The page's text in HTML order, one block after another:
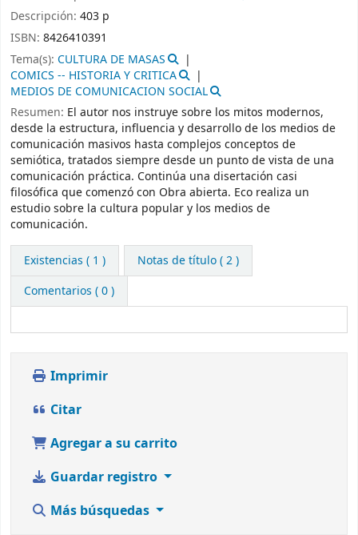
Descripción: 403 p
ISBN: 8426410391
Tema(s): CULTURA DE MASAS
COMICS -- HISTORIA Y CRITICA
MEDIOS DE COMUNICACION SOCIAL
Resumen: El autor nos instruye sobre los mitos modernos,
desde la estructura, influencia y desarrollo de los medios de
comunicación masivos hasta complejos conceptos de
semiótica, tratados siempre desde un punto de vista de una
comunicación práctica. Continúa una disertación casi
filosófica que comenzó con Obra abierta. Eco realiza un
estudio sobre la cultura popular y los medios de
comunicación.
Existencias ( 1 )
Notas de título ( 2 )
Comentarios ( 0 )
Imprimir
Citar
Agregar a su carrito
Guardar registro
Más búsquedas